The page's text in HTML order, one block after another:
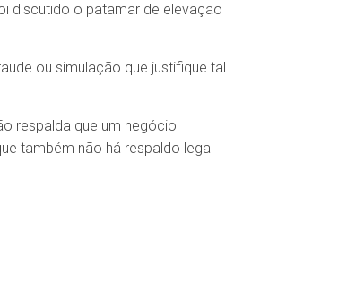
discutido o patamar de elevação
ou simulação que justifique tal
respalda que um negócio
também não há respaldo legal